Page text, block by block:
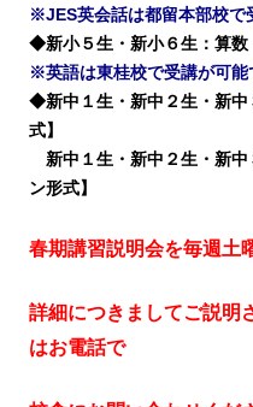
※JES英会話は都留本部校で
◆新小５生・新小６生：算数
※英語は東桂校で受講が可能
◆新中１生・新中２生・新中
式】
新中１生・新中２生・新中
ン形式】
春期講習説明会を毎週土
詳細につきましてご説明
はお電話で